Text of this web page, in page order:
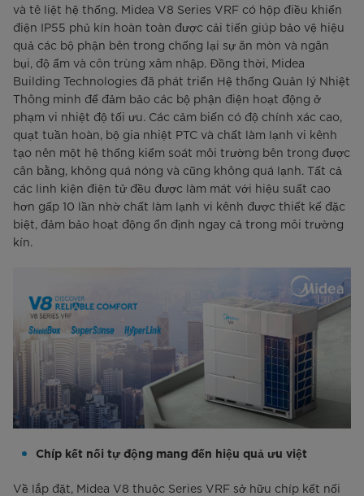
và tê liệt hệ thống. Midea V8 Series VRF có hộp điều khiển
điện IP55 phủ kín hoàn toàn được cải tiến giúp bảo vệ hiệu
quả các bộ phận bên trong chống lại sự ăn mòn và ngăn
bụi, độ ẩm và côn trùng xâm nhập. Đồng thời, Midea
Building Technologies đã phát triển Hệ thống Quản lý Nhiệt
Thông minh để đảm bảo các bộ phận điện hoạt động ở
phạm vi nhiệt độ tối ưu. Các cảm biến có độ chính xác cao,
quạt tuần hoàn, bộ gia nhiệt PTC và chất làm lạnh vi kênh
tạo nên một hệ thống kiểm soát môi trường bên trong được
cân bằng, không quá nóng và cũng không quá lạnh. Tất cả
các linh kiện điện tử đều được làm mát với hiệu suất cao
hơn gấp 10 lần nhờ chất làm lạnh vi kênh được thiết kế đặc
biệt, đảm bảo hoạt động ổn định ngay cả trong môi trường
kín.
Chíp kết nối tự động mang đến hiệu quả ưu việt
Về lắp đặt, Midea V8 thuộc Series VRF sở hữu chíp kết nối